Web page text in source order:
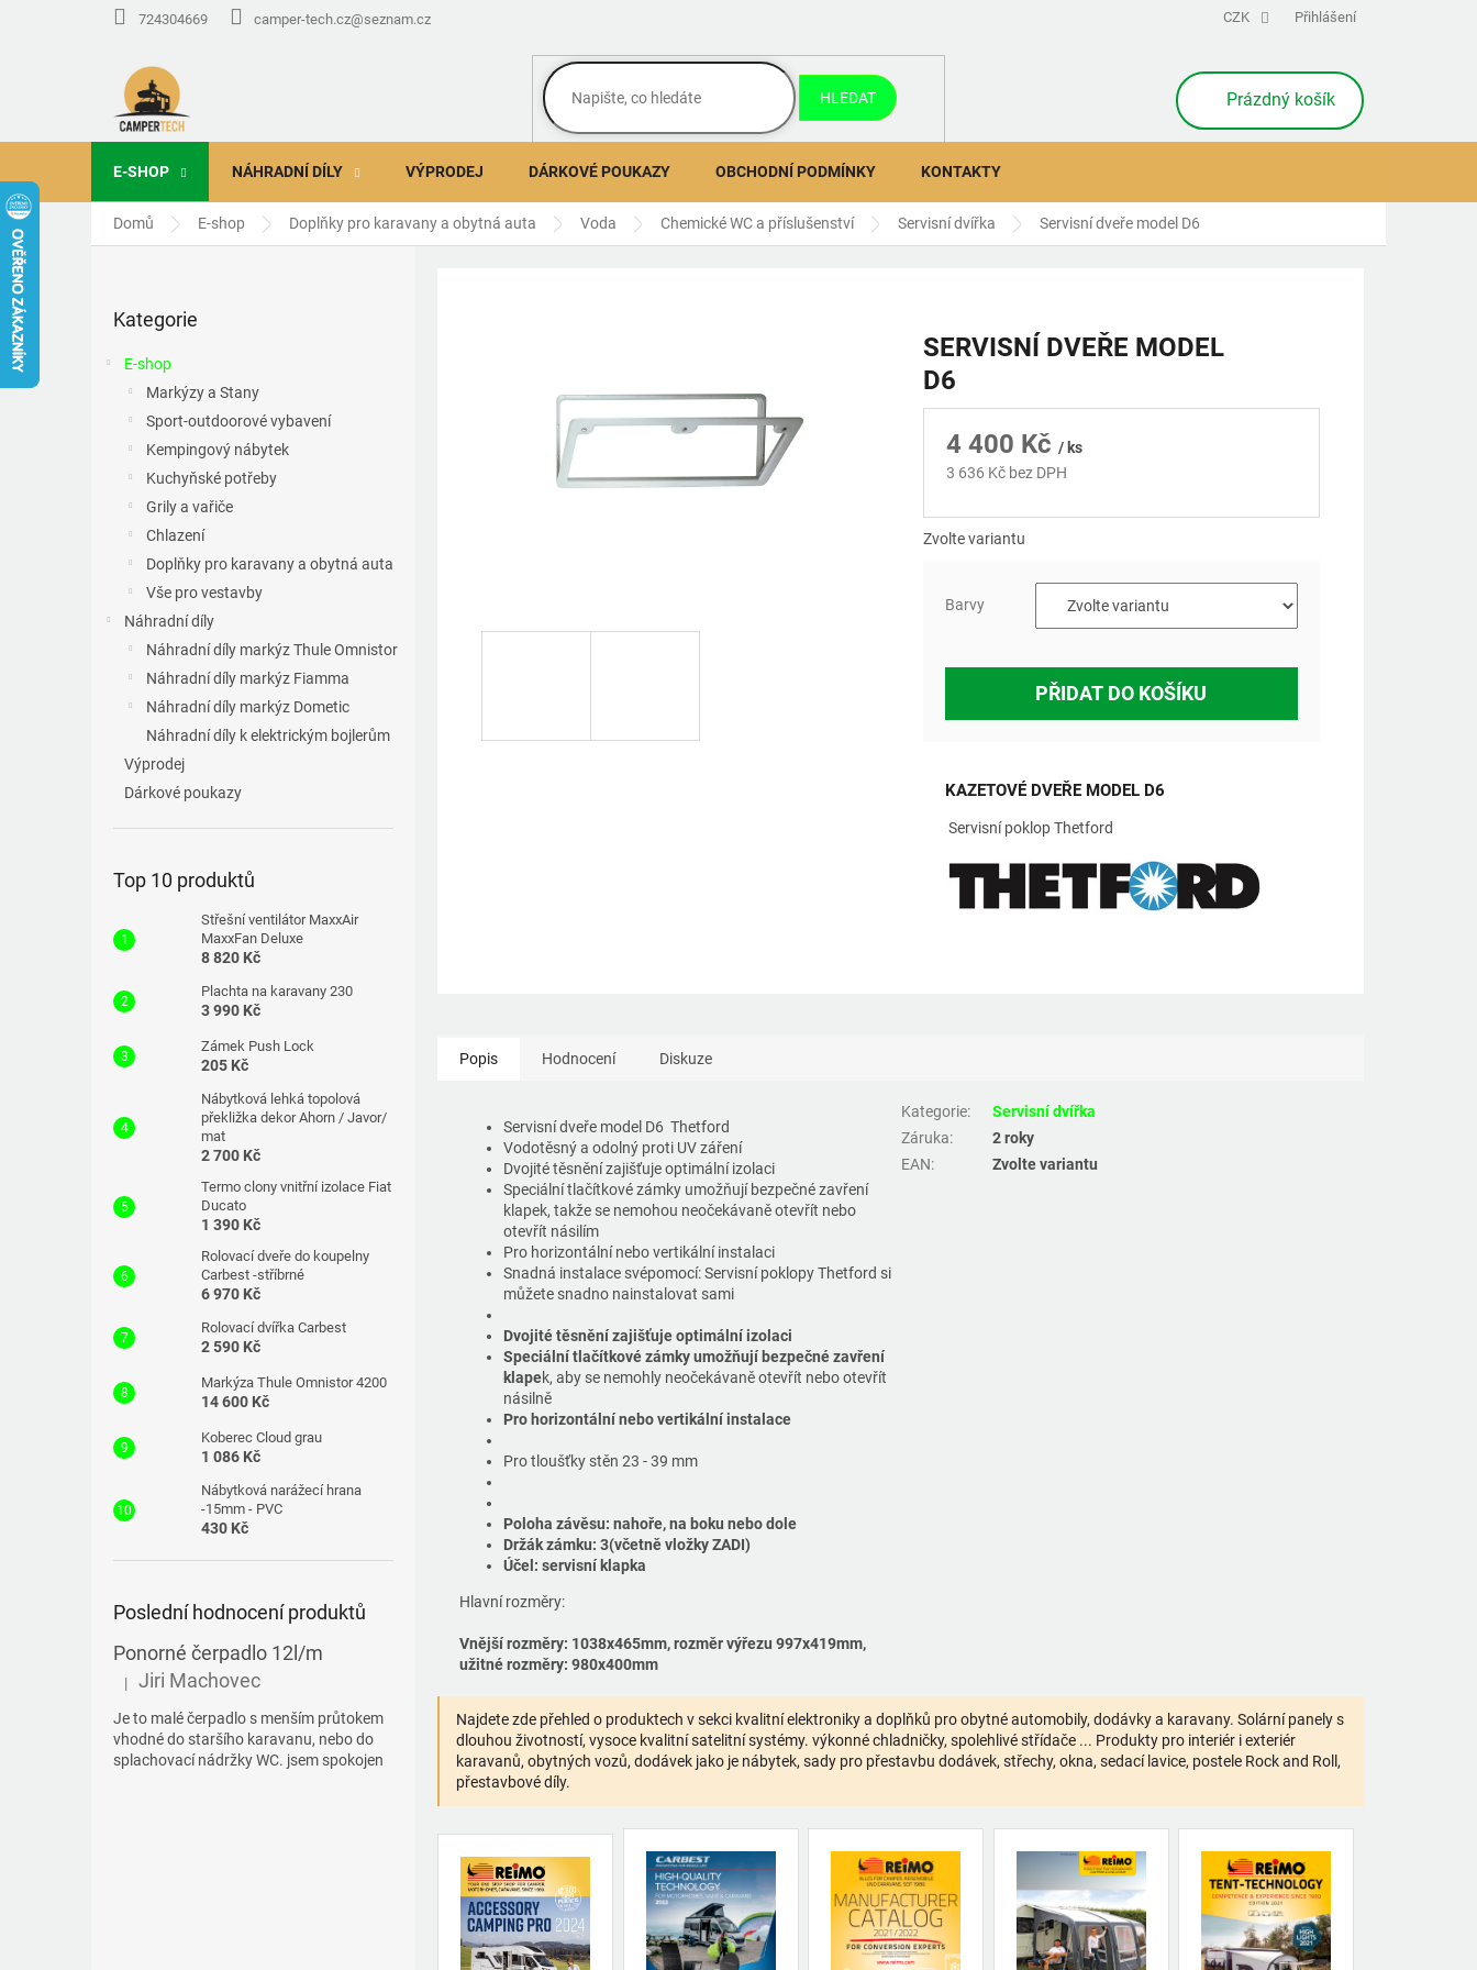
724304669 camper-tech.cz@seznam.cz CZK Přihlášení
HLEDAT
NÁKUPNÍ
KOŠÍK
Prázdný košík
E-SHOP NÁHRADNÍ DÍLY VÝPRODEJ DÁRKOVÉ POUKAZY OBCHODNÍ PODMÍNKY KONTAKTY
Domů E-shop Doplňky pro karavany a obytná auta Voda Chemické WC a příslušenství Servisní dvířka Servisní dveře model D6
kategorie
Kategorie
E-shop
Markýzy a Stany
Sport-outdoorové vybavení
Kempingový nábytek
Kuchyňské potřeby
Grily a vařiče
Chlazení
Doplňky pro karavany a obytná auta
Vše pro vestavby
Náhradní díly
Náhradní díly markýz Thule Omnistor
Náhradní díly markýz Fiamma
Náhradní díly markýz Dometic
Náhradní díly k elektrickým bojlerům
Výprodej
Dárkové poukazy
Top 10 produktů
Střešní ventilátor MaxxAir
MaxxFan Deluxe
8 820 Kč
Plachta na karavany 230
3 990 Kč
Zámek Push Lock
205 Kč
Nábytková lehká topolová
překližka dekor Ahorn / Javor/
mat
2 700 Kč
Termo clony vnitřní izolace Fiat
Ducato
1 390 Kč
Rolovací dveře do koupelny
Carbest -stříbrné
6 970 Kč
Rolovací dvířka Carbest
2 590 Kč
Markýza Thule Omnistor 4200
14 600 Kč
Koberec Cloud grau
1 086 Kč
Nábytková narážecí hrana
-15mm - PVC
430 Kč
Poslední hodnocení produktů
Ponorné čerpadlo 12l/m
Hodnocení produktu je 5 z 5 hvězdiček.
| Jiri Machovec
Je to malé čerpadlo s menším průtokem
vhodné do staršího karavanu, nebo do
splachovací nádržky WC. jsem spokojen
SERVISNÍ DVEŘE MODEL
D6
4 400 Kč / ks
3 636 Kč bez DPH
Zvolte variantu
Barvy
PŘIDAT DO KOŠÍKU
KAZETOVÉ DVEŘE MODEL D6
Servisní poklop Thetford
Popis Hodnocení Diskuze
Servisní dveře model D6 Thetford
Vodotěsný a odolný proti UV záření
Dvojité těsnění zajišťuje optimální izolaci
Speciální tlačítkové zámky umožňují bezpečné zavření
klapek, takže se nemohou neočekávaně otevřít nebo
otevřít násilím
Pro horizontální nebo vertikální instalaci
Snadná instalace svépomocí: Servisní poklopy Thetford si
můžete snadno nainstalovat sami
Dvojité těsnění zajišťuje optimální izolaci
Speciální tlačítkové zámky umožňují bezpečné zavření
klapek, aby se nemohly neočekávaně otevřít nebo otevřít
násilně
Pro horizontální nebo vertikální instalace
Pro tloušťky stěn 23 - 39 mm
Poloha závěsu: nahoře, na boku nebo dole
Držák zámku: 3(včetně vložky ZADI)
Účel: servisní klapka
Hlavní rozměry:
Vnější rozměry: 1038x465mm, rozměr výřezu 997x419mm,
užitné rozměry: 980x400mm
Kategorie:
Servisní dvířka
Záruka:
2 roky
EAN: Zvolte variantu
Najdete zde přehled o produktech v sekci kvalitní elektroniky a doplňků pro obytné automobily, dodávky a karavany. Solární panely s
dlouhou životností, vysoce kvalitní satelitní systémy. výkonné chladničky, spolehlivé střídače ... Produkty pro interiér i exteriér
karavanů, obytných vozů, dodávek jako je nábytek, sady pro přestavbu dodávek, střechy, okna, sedací lavice, postele Rock and Roll,
přestavbové díly.